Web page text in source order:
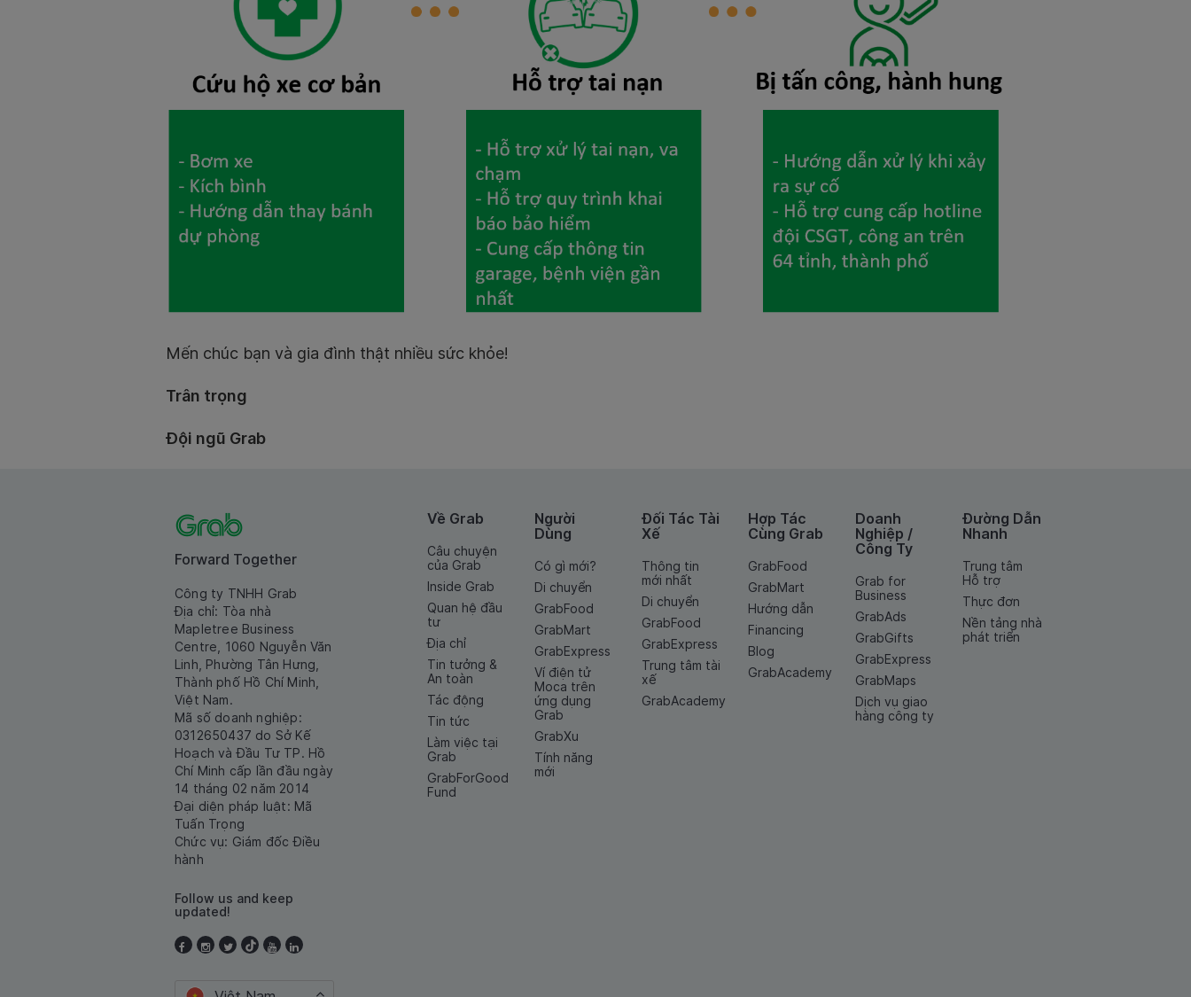
Mến chúc bạn và gia đình thật nhiều sức khỏe!
Trân trọng
Đội ngũ Grab
Forward Together
Công ty TNHH Grab
Địa chỉ: Tòa nhà
Mapletree Business
Centre, 1060 Nguyễn Văn
Linh, Phường Tân Hưng,
Thành phố Hồ Chí Minh,
Việt Nam.
Mã số doanh nghiệp:
0312650437 do Sở Kế
Hoạch và Đầu Tư TP. Hồ
Chí Minh cấp lần đầu ngày
14 tháng 02 năm 2014
Đại diện pháp luật: Mã
Tuấn Trọng
Chức vụ: Giám đốc Điều
hành
Follow us and keep
updated!
Về Grab
Câu chuyện
của Grab
Inside Grab
Quan hệ đầu
tư
Địa chỉ
Tin tưởng &
An toàn
Tác động
Tin tức
Làm việc tại
Grab
GrabForGood
Fund
Người
Dùng
Có gì mới?
Di chuyển
GrabFood
GrabMart
GrabExpress
Ví điện tử
Moca trên
ứng dụng
Grab
GrabXu
Tính năng
mới
Đối Tác Tài
Xế
Thông tin
mới nhất
Di chuyển
GrabFood
GrabExpress
Trung tâm tài
xế
GrabAcademy
Hợp Tác
Cùng Grab
GrabFood
GrabMart
Hướng dẫn
Financing
Blog
GrabAcademy
Doanh
Nghiệp /
Công Ty
Grab for
Business
GrabAds
GrabGifts
GrabExpress
GrabMaps
Dịch vụ giao
hàng công ty
Đường Dẫn
Nhanh
Trung tâm
Hỗ trợ
Thực đơn
Nền tảng nhà
phát triển